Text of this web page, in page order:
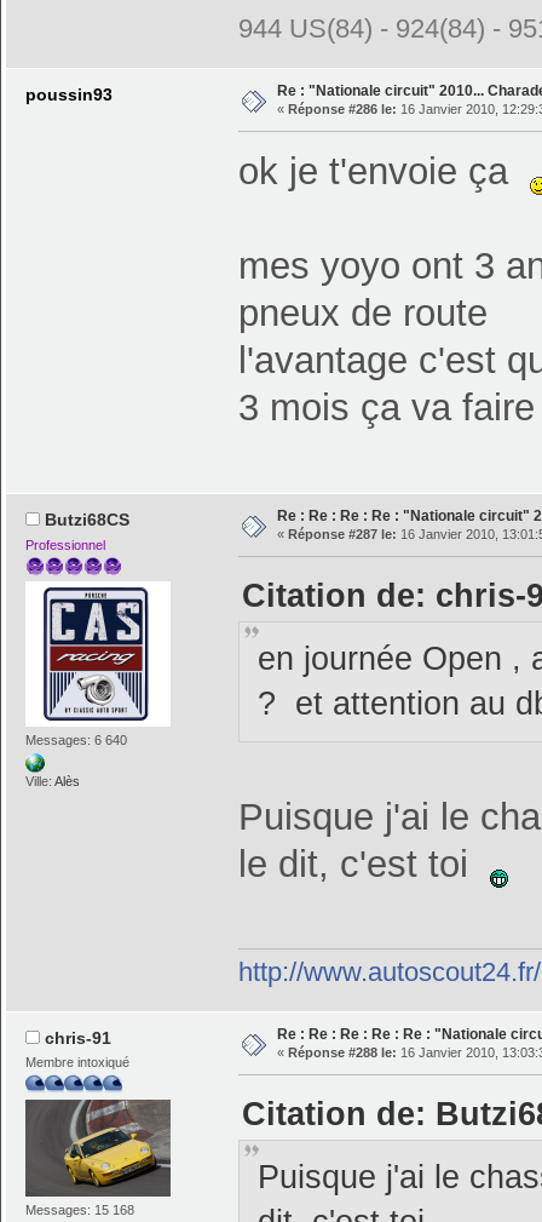
944 US(84) - 924(84) -
poussin93 Re : "Nationale circuit" 2010...
« Réponse #286 le: 16 Janvier 2010,
ok je t'envoie ça
mes yoyo ont 3
pneux de route
l'avantage c'est
3 mois ça va
Butzi68CS
Professionnel
Messages: 6 640
Ville:Alès
Re : Re : Re : Re : "Nationale circuit"
« Réponse #287 le: 16 Janvier 2010,
Citation de: chris-
en journée Open ,
? et attention au
Puisque j'ai le
le dit, c'est toi
http://
chris-91
Membre intoxiqué
Messages: 15 168
Re : Re : Re : Re : Re : "Nationale
« Réponse #288 le: 16 Janvier 2010,
Citation de:
Puisque j'ai le